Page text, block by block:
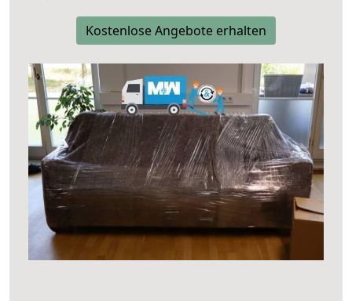
Kostenlose Angebote erhalten